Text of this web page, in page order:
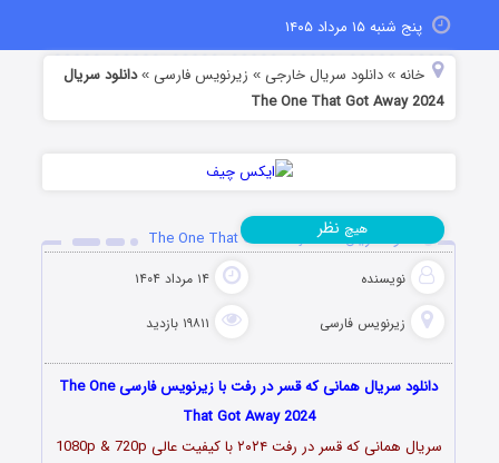
پنج شنبه ۱۵ مرداد ۱۴۰۵
خانه »دانلود سریال خارجی » زیرنویس فارسی »دانلود سریال
The One That Got Away 2024
دانلود سریال The One That Got Away 2024
نویسنده ۱۴ مرداد ۱۴۰۴
زیرنویس فارسی ۱۹۸۱۱ بازدید
هیچ نظر
دانلود سریال همانی که قسر در رفت با زیرنویس فارسی The One
That Got Away 2024
سریال همانی که قسر در رفت ۲۰۲۴ با کیفیت عالی 1080p & 720p